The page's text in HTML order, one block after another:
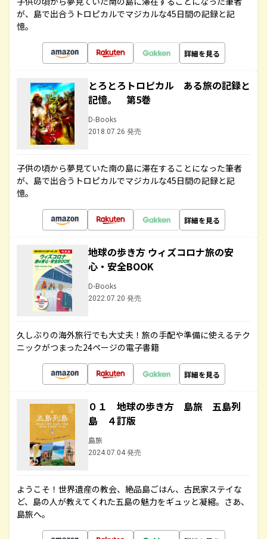
が、島で出合うトロピカルでマジカルな45日間の記録と記
憶。
詳細を見る
とろとろトロピカル ある旅の記録と
記憶。 第5巻
D-Books
2018.07.26 発売
子供の頃から夢見ていた南の島に滞在することになった筆者
が、島で出合うトロピカルでマジカルな45日間の記録と記
憶。
詳細を見る
地球の歩き方 ウィズコロナ旅の安
心・安全BOOK
D-Books
2022.07.20 発売
久しぶりの海外旅行でも大丈夫！旅の手配や準備に使えるテク
ニックがつまった24ページの電子書籍
詳細を見る
０１ 地球の歩き方 島旅 五島列
島 ４訂版
島旅
2024.07.04 発売
ようこそ！世界遺産の教会、絶品島ごはん、古民家ステイな
ど、島の人が教えてくれた五島の魅力をギュッと凝縮。さあ、
島旅へ。